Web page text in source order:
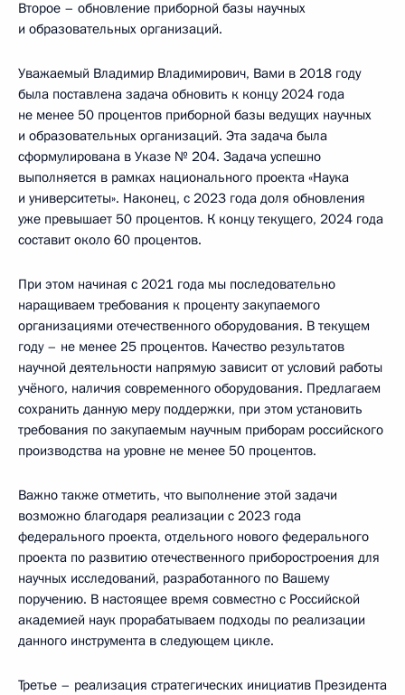
Второе – обновление приборной базы научных
и образовательных организаций.
Уважаемый Владимир Владимирович, Вами в 2018 году
была поставлена задача обновить к концу 2024 года
не менее 50 процентов приборной базы ведущих научных
и образовательных организаций. Эта задача была
сформулирована в Указе № 204. Задача успешно
выполняется в рамках национального проекта «Наука
и университеты». Наконец, с 2023 года доля обновления
уже превышает 50 процентов. К концу текущего, 2024 года
составит около 60 процентов.
При этом начиная с 2021 года мы последовательно
наращиваем требования к проценту закупаемого
организациями отечественного оборудования. В текущем
году – не менее 25 процентов. Качество результатов
научной деятельности напрямую зависит от условий работы
учёного, наличия современного оборудования. Предлагаем
сохранить данную меру поддержки, при этом установить
требования по закупаемым научным приборам российского
производства на уровне не менее 50 процентов.
Важно также отметить, что выполнение этой задачи
возможно благодаря реализации с 2023 года
федерального проекта, отдельного нового федерального
проекта по развитию отечественного приборостроения для
научных исследований, разработанного по Вашему
поручению. В настоящее время совместно с Российской
академией наук прорабатываем подходы по реализации
данного инструмента в следующем цикле.
Третье – реализация стратегических инициатив Президента